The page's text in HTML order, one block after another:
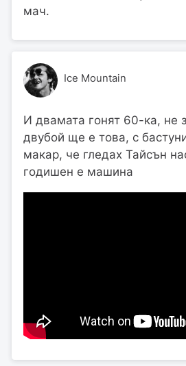
мач.
Ice Mountain
И двамата гонят 60-ка, не
двубой ще е това, с
макар, че гледах Тайсън
годишен е машина